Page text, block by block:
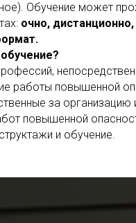
Обучение может
очно, дистанционно,
работы повышенной
за организацию
повышенной
и обучение.